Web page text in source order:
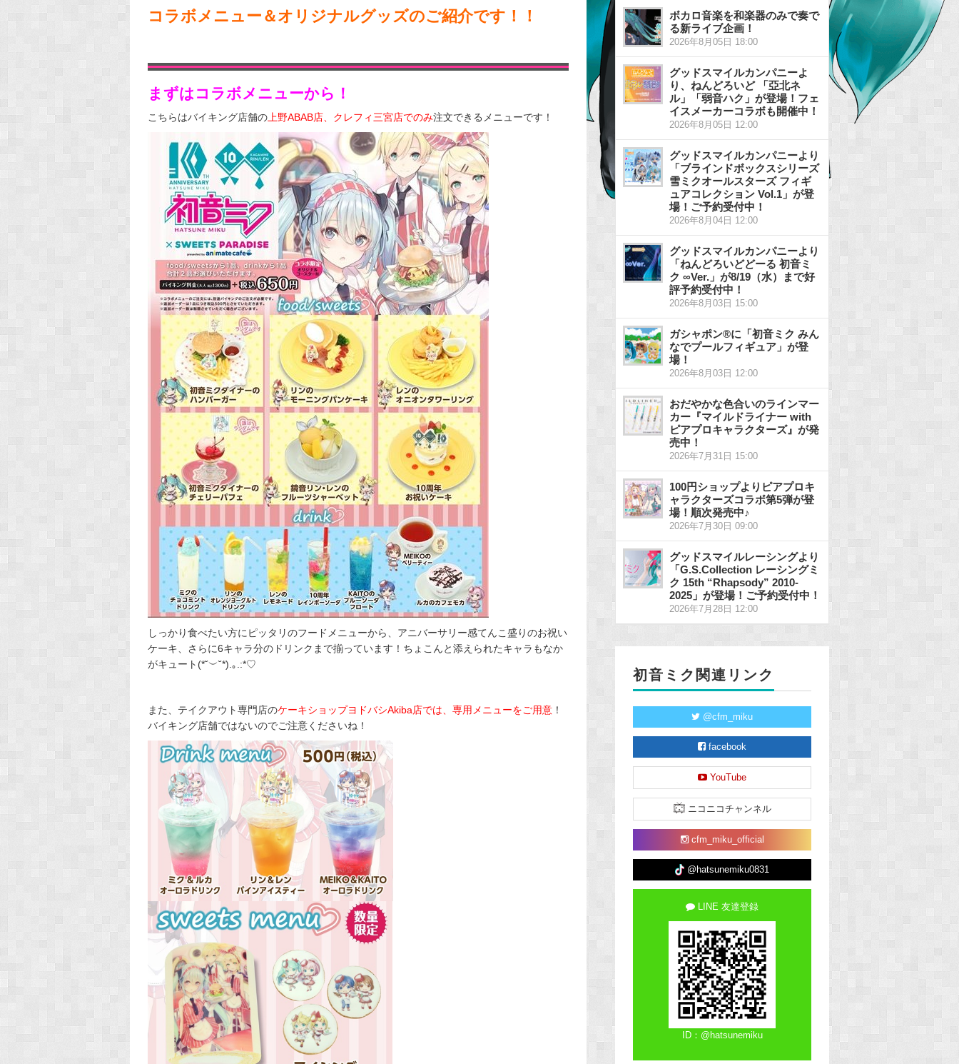
o
k
コラボメニュー＆オリジナルグッズのご紹介です！！
まずはコラボメニューから！
こちらはバイキング店舗の 上野ABAB店、クレフィ三宮店でのみ注文できるメニューです！
しっかり食べたい方にピッタリのフードメニューから、アニバーサリー感てんこ盛りのお祝い
ケーキ、さらに6キャラ分のドリンクまで揃っています！ちょこんと添えられたキャラもなか
がキュート(*˘︶˘*).｡.:*♡
また、テイクアウト専門店のケーキショップヨドバシAkiba店では、専用メニューをご用意 ！
バイキング店舗ではないのでご注意くださいね！
ボカロ音楽を和楽器のみで奏で
る新ライブ企画！
2026年8月05日 18:00
グッドスマイルカンパニーよ
り、ねんどろいど 「亞北ネ
ル」「弱音ハク」が登場！フェ
イスメーカーコラボも開催中！
2026年8月05日 12:00
グッドスマイルカンパニーより
「ブラインドボックスシリーズ
雪ミクオールスターズ フィギ
ュアコレクション Vol.1」が登
場！ご予約受付中！
2026年8月04日 12:00
グッドスマイルカンパニーより
「ねんどろいどどーる 初音ミ
ク ∞Ver.」が8/19（水）まで好
評予約受付中！
2026年8月03日 15:00
ガシャポン®に「初音ミク みん
なでプールフィギュア」が登
場！
2026年8月03日 12:00
おだやかな色合いのラインマー
カー『マイルドライナー with
ピアプロキャラクターズ』が発
売中！
2026年7月31日 15:00
100円ショップよりピアプロキ
ャラクターズコラボ第5弾が登
場！順次発売中♪
2026年7月30日 09:00
グッドスマイルレーシングより
「G.S.Collection レーシングミ
ク 15th “Rhapsody” 2010-
2025」が登場！ご予約受付中！
2026年7月28日 12:00
初音ミク関連リンク
@cfm_miku
facebook
YouTube
ニコニコチャンネル
cfm_miku_official
@hatsunemiku0831
LINE 友達登録
ID：@hatsunemiku